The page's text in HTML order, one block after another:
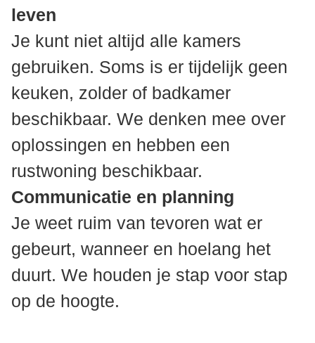
leven
Je kunt niet altijd alle kamers
gebruiken. Soms is er tijdelijk geen
keuken, zolder of badkamer
beschikbaar. We denken mee over
oplossingen en hebben een
rustwoning beschikbaar.
Communicatie en planning
Je weet ruim van tevoren wat er
gebeurt, wanneer en hoelang het
duurt. We houden je stap voor stap
op de hoogte.